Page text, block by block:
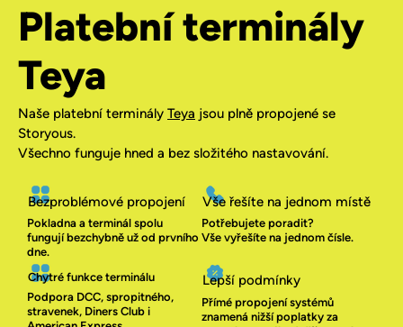
Bezproblémové propojení
Pokladna a terminál spolu
fungují bezchybně už od prvního
dne.
Vše řešíte na jednom místě
Potřebujete poradit?
Vše vyřešíte na jednom čísle.
Chytré funkce terminálu​
Podpora DCC, spropitného,
stravenek, Diners Club i
Lepší podmínky
Přímé propojení systémů
znamená nižší poplatky za
Platební terminály
Teya
Naše platební terminály Teya jsou plně propojené se
Storyous.
Všechno funguje hned a bez složitého nastavování.